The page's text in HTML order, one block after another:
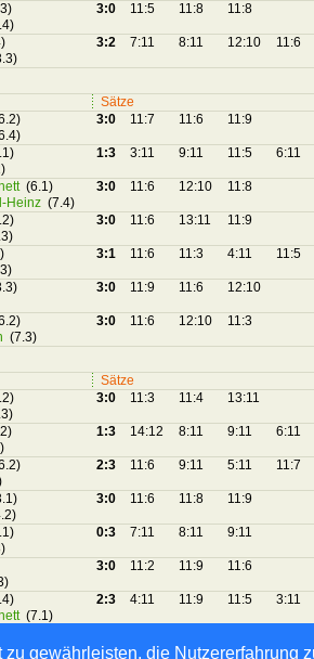
gewährleisten, die Nutzererfahrung
3:0 11:5 11:8 11:8
3:2 7:11 8:11 12:10 11:6
Sätze
3:0 11:7 11:6 11:9
1:3 3:11 9:11 11:5 6:11
(6.1)
Heinz (7.4)
3:0 11:6 12:10 11:8
3:0 11:6 13:11 11:9
3:1 11:6 11:3 4:11 11:5
3:0 11:9 11:6 12:10
(7.3)
3:0 11:6 12:10 11:3
Sätze
3:0 11:3 11:4 13:11
1:3 14:12 8:11 9:11 6:11
2:3 11:6 9:11 5:11 11:7
3:0 11:6 11:8 11:9
0:3 7:11 8:11 9:11
3:0 11:2 11:9 11:6
(7.1)
2:3 4:11 11:9 11:5 3:11